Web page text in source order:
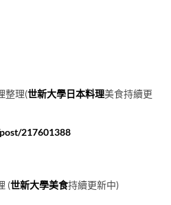
整理(世新大學日本料理美食持續更
217601388
(世新大學美食持續更新中)